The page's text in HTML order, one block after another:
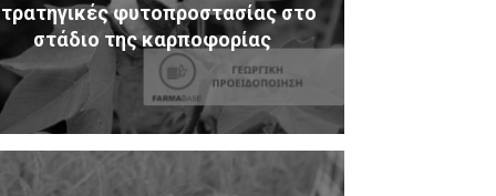
φυτοπροστασίας στο
στάδιο της καρποφορίας